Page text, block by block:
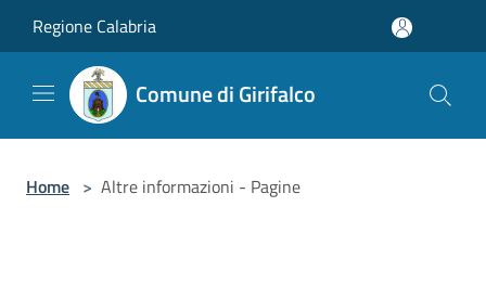
Regione Calabria
Comune di Girifalco
Home > Altre informazioni - Pagine